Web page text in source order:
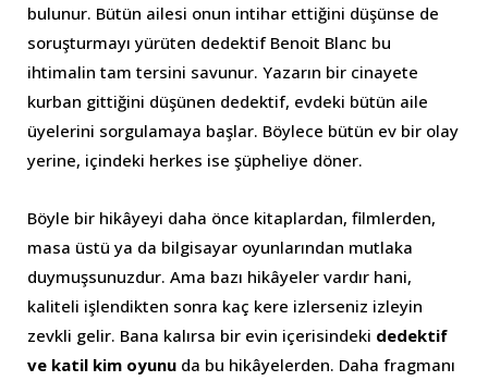
bulunur. Bütün ailesi onun intihar ettiğini düşünse de
soruşturmayı yürüten dedektif Benoit Blanc bu
ihtimalin tam tersini savunur. Yazarın bir cinayete
kurban gittiğini düşünen dedektif, evdeki bütün aile
üyelerini sorgulamaya başlar. Böylece bütün ev bir olay
yerine, içindeki herkes ise şüpheliye döner.
Böyle bir hikâyeyi daha önce kitaplardan, filmlerden,
masa üstü ya da bilgisayar oyunlarından mutlaka
duymuşsunuzdur. Ama bazı hikâyeler vardır hani,
kaliteli işlendikten sonra kaç kere izlerseniz izleyin
zevkli gelir. Bana kalırsa bir evin içerisindeki dedektif
ve katil kim oyunu da bu hikâyelerden. Daha fragmanı